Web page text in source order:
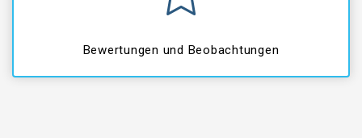
Bewertungen und Beobachtungen